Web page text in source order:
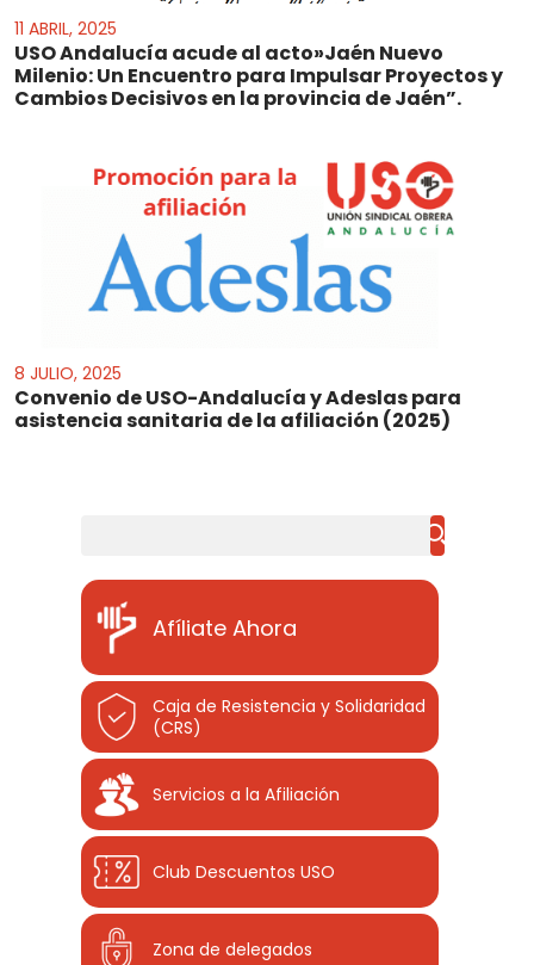
11 ABRIL, 2025
USO Andalucía acude al acto»Jaén Nuevo
Milenio: Un Encuentro para Impulsar Proyectos y
Cambios Decisivos en la provincia de Jaén”.
8 JULIO, 2025
Convenio de USO-Andalucía y Adeslas para
asistencia sanitaria de la afiliación (2025)
Afíliate Ahora
Caja de Resistencia y Solidaridad
(CRS)
Servicios a la Afiliación
Club Descuentos USO
Zona de delegados